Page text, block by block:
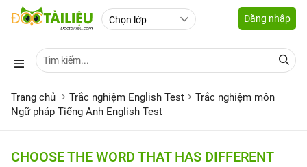
Đăng nhập
Trang chủ Trắc nghiệm English Test
Trắc nghiệm môn
Ngữ pháp Tiếng Anh English Test
CHOOSE THE WORD THAT HAS DIFFERENT